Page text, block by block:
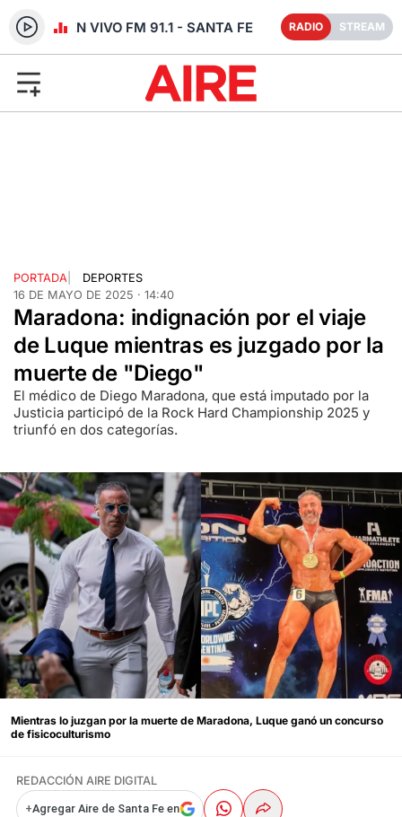
RADIO EN VIVO FM 91.1 - SANTA FE RADIO STREAM
PORTADA
DEPORTES
16 DE MAYO DE 2025 · 14:40
Maradona: indignación por el viaje
de Luque mientras es juzgado por la
muerte de "Diego"
El médico de Diego Maradona, que está imputado por la
Justicia participó de la Rock Hard Championship 2025 y
triunfó en dos categorías.
Mientras lo juzgan por la muerte de Maradona, Luque ganó un concurso
de fisicoculturismo
REDACCIÓN AIRE DIGITAL
+Agregar Aire de Santa Fe en